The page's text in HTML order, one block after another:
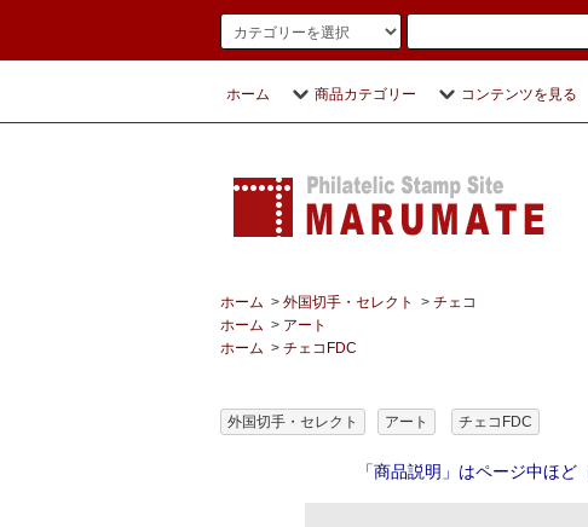
ホーム 商品カテゴリー コンテンツを見る
ホーム > 外国切手・セレクト > チェコ
ホーム > アート
ホーム > チェコFDC
外国切手・セレクト アート チェコFDC
「商品説明」はページ中ほど